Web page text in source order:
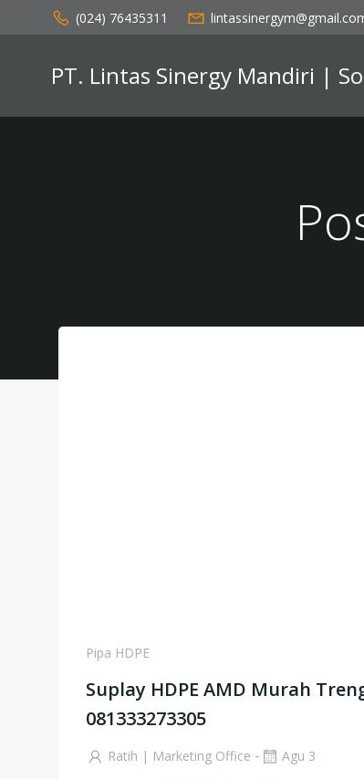
to
(024) 76435311
PT. Lintas Sinergy Mandiri |
Pipa HDPE
Suplay HDPE AMD Murah
081333273305
Ratih | Marketing Office - Agu 3